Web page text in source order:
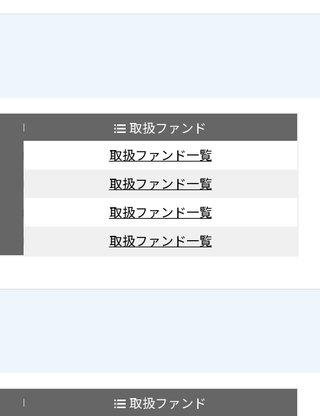
取扱ファンド
取扱ファンド一覧
取扱ファンド一覧
取扱ファンド一覧
取扱ファンド一覧
取扱ファンド